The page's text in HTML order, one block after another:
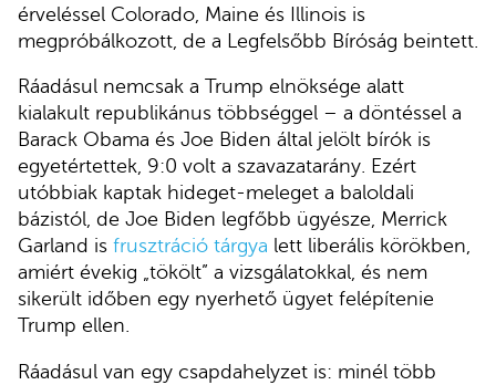
érveléssel Colorado, Maine és Illinois is
megpróbálkozott, de a Legfelsőbb Bíróság beintett.
Ráadásul nemcsak a Trump elnöksége alatt
kialakult republikánus többséggel – a döntéssel a
Barack Obama és Joe Biden által jelölt bírók is
egyetértettek, 9:0 volt a szavazatarány. Ezért
utóbbiak kaptak hideget-meleget a baloldali
bázistól, de Joe Biden legfőbb ügyésze, Merrick
Garland is frusztráció tárgya lett liberális körökben,
amiért évekig „tökölt” a vizsgálatokkal, és nem
sikerült időben egy nyerhető ügyet felépítenie
Trump ellen.
Ráadásul van egy csapdahelyzet is: minél több